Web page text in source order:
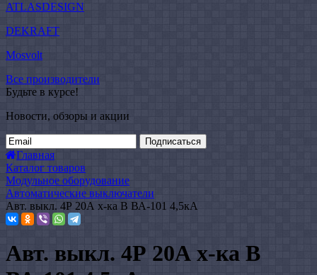
ATLASDESIGN
DEKRAFT
Mosvolt
Все производители
Будьте в курсе!
Новости, обзоры и акции
Подписаться
Главная
Каталог товаров
Модульное оборудование
Автоматические выключатели
Авт. выкл. 4Р 20А х-ка B ВА-101 4,5кА
Авт. выкл. 4Р 20А х-ка B